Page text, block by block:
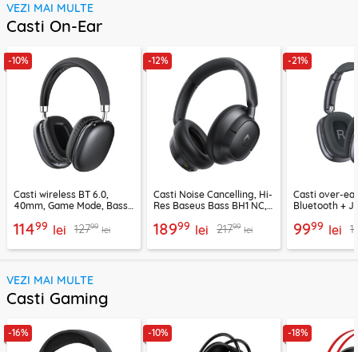
VEZI MAI MULTE
Casti On-Ear
-10%
Casti wireless BT 6.0,
40mm, Game Mode, Bass
11499 lei 12799 lei
-12%
Casti Noise Cancelling, Hi-
Res Baseus Bass BH1 NC,
18999 lei 21799 lei
-21%
Casti over-
Bluetooth +
9999 lei
VEZI MAI MULTE
Casti Gaming
-16% -10% -18%